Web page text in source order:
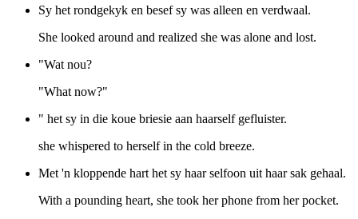
Sy het rondgekyk en besef sy was alleen en verdwaal.
She looked around and realized she was alone and lost.
"Wat nou?
"What now?"
" het sy in die koue briesie aan haarself gefluister.
she whispered to herself in the cold breeze.
Met 'n kloppende hart het sy haar selfoon uit haar sak gehaal.
With a pounding heart, she took her phone from her pocket.